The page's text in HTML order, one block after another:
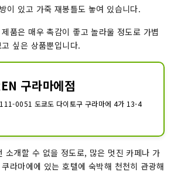
이 있고 가죽 재봉틀도 놓여 있습니다.
품은 매우 촉감이 좋고 놀라울 정도로 가볍
싶은 상품뿐입니다.
구라마에점
0051 도쿄도 다이토구 구라마에 4가 13-4
소개할 수 없을 정도로, 많은 멋진 카페나 가
라마에에 있는 호텔에 숙박해 천천히 관광해